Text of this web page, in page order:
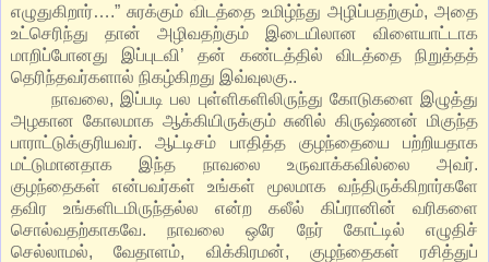
எழுதுகிறார்….” சுரக்கும் விடத்தை உமிழ்ந்து அழிப்பதற்கும், அதை
உட்செரிந்து தான் அழிவதற்கும் இடையிலான விளையாட்டாக
மாறிப்போனது இப்புடவி’ தன் கண்டத்தில் விடத்தை நிறுத்தத்
தெரிந்தவர்களால் நிகழ்கிறது இவ்வுலகு..
நாவலை, இப்படி பல புள்ளிகளிலிருந்து கோடுகளை இழுத்து
அழகான கோலமாக ஆக்கியிருக்கும் சுனில் கிருஷ்ணன் மிகுந்த
பாராட்டுக்குரியவர். ஆட்டிசம் பாதித்த குழந்தையை பற்றியதாக
மட்டுமானதாக இந்த நாவலை உருவாக்கவில்லை அவர்.
குழந்தைகள் என்பவர்கள் உங்கள் மூலமாக வந்திருக்கிறார்களே
தவிர உங்களிடமிருந்தல்ல என்ற கலீல் கிப்ரானின் வரிகளை
சொல்வதற்காகவே. நாவலை ஒரே நேர் கோட்டில் எழுதிச்
செல்லாமல், வேதாளம், விக்கிரமன், குழந்தைகள் ரசித்துப்